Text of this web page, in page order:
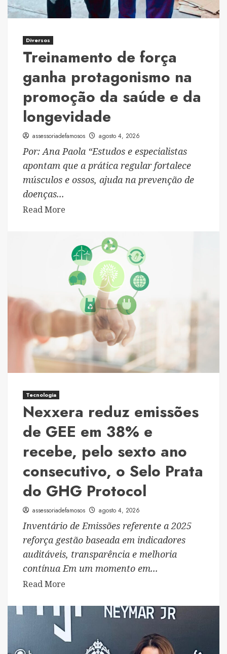
Diversos
Treinamento de força
ganha protagonismo na
promoção da saúde e da
longevidade
assessoriadefamosos agosto 4, 2026
Por: Ana Paola “Estudos e especialistas
apontam que a prática regular fortalece
músculos e ossos, ajuda na prevenção de
doenças...
Read More
Treinamento
de
força
ganha
protagonismo
na
promoção
da
saúde
e
da
Tecnologia
Nexxera reduz emissões
de GEE em 38% e
recebe, pelo sexto ano
consecutivo, o Selo Prata
do GHG Protocol
assessoriadefamosos agosto 4, 2026
Inventário de Emissões referente a 2025
reforça gestão baseada em indicadores
auditáveis, transparência e melhoria
contínua Em um momento em...
Read More
about
Nexxera
reduz
emissões